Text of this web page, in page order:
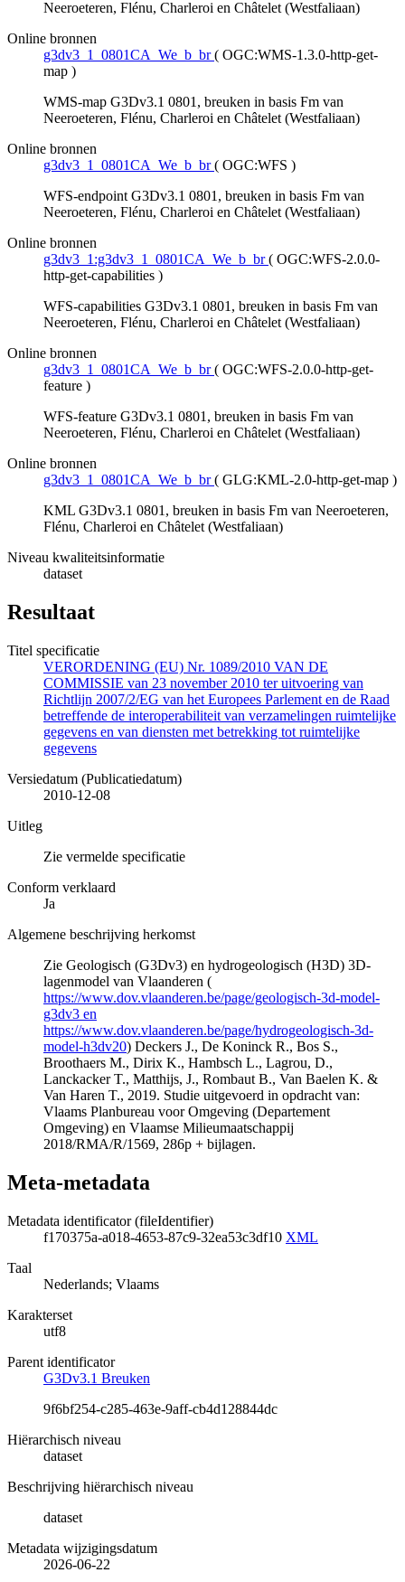
Neeroeteren, Flénu, Charleroi en Châtelet (Westfaliaan)
Online bronnen
g3dv3_1_0801CA_We_b_br ( OGC:WMS-1.3.0-http-get-
map )
WMS-map G3Dv3.1 0801, breuken in basis Fm van
Neeroeteren, Flénu, Charleroi en Châtelet (Westfaliaan)
Online bronnen
g3dv3_1_0801CA_We_b_br ( OGC:WFS )
WFS-endpoint G3Dv3.1 0801, breuken in basis Fm van
Neeroeteren, Flénu, Charleroi en Châtelet (Westfaliaan)
Online bronnen
g3dv3_1:g3dv3_1_0801CA_We_b_br ( OGC:WFS-2.0.0-
http-get-capabilities )
WFS-capabilities G3Dv3.1 0801, breuken in basis Fm van
Neeroeteren, Flénu, Charleroi en Châtelet (Westfaliaan)
Online bronnen
g3dv3_1_0801CA_We_b_br ( OGC:WFS-2.0.0-http-get-
feature )
WFS-feature G3Dv3.1 0801, breuken in basis Fm van
Neeroeteren, Flénu, Charleroi en Châtelet (Westfaliaan)
Online bronnen
g3dv3_1_0801CA_We_b_br ( GLG:KML-2.0-http-get-map )
KML G3Dv3.1 0801, breuken in basis Fm van Neeroeteren,
Flénu, Charleroi en Châtelet (Westfaliaan)
Niveau kwaliteitsinformatie
dataset
Resultaat
Titel specificatie
VERORDENING (EU) Nr. 1089/2010 VAN DE
COMMISSIE van 23 november 2010 ter uitvoering van
Richtlijn 2007/2/EG van het Europees Parlement en de Raad
betreffende de interoperabiliteit van verzamelingen ruimtelijke
gegevens en van diensten met betrekking tot ruimtelijke
gegevens
Versiedatum (Publicatiedatum)
2010-12-08
Uitleg
Zie vermelde specificatie
Conform verklaard
Ja
Algemene beschrijving herkomst
Zie Geologisch (G3Dv3) en hydrogeologisch (H3D) 3D-
lagenmodel van Vlaanderen (
https://www.dov.vlaanderen.be/page/geologisch-3d-model-
g3dv3 en
https://www.dov.vlaanderen.be/page/hydrogeologisch-3d-
model-h3dv20) Deckers J., De Koninck R., Bos S.,
Broothaers M., Dirix K., Hambsch L., Lagrou, D.,
Lanckacker T., Matthijs, J., Rombaut B., Van Baelen K. &
Van Haren T., 2019. Studie uitgevoerd in opdracht van:
Vlaams Planbureau voor Omgeving (Departement
Omgeving) en Vlaamse Milieumaatschappij
2018/RMA/R/1569, 286p + bijlagen.
Meta-metadata
Metadata identificator (fileIdentifier)
f170375a-a018-4653-87c9-32ea53c3df10 XML
Taal
Nederlands; Vlaams
Karakterset
utf8
Parent identificator
G3Dv3.1 Breuken
9f6bf254-c285-463e-9aff-cb4d128844dc
Hiërarchisch niveau
dataset
Beschrijving hiërarchisch niveau
dataset
Metadata wijzigingsdatum
2026-06-22